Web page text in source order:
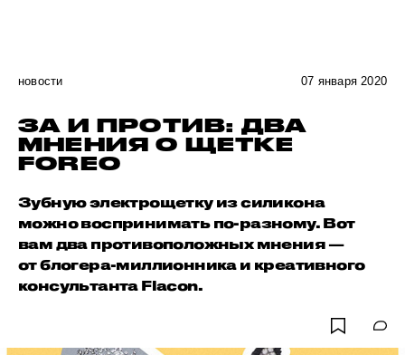
новости 07 января 2020
ЗА И ПРОТИВ: ДВА
МНЕНИЯ О ЩЕТКЕ
FOREO
Зубную электрощетку из силикона
можно воспринимать по-разному. Вот
вам два противоположных мнения —
от блогера-миллионника и креативного
консультанта Flacon.